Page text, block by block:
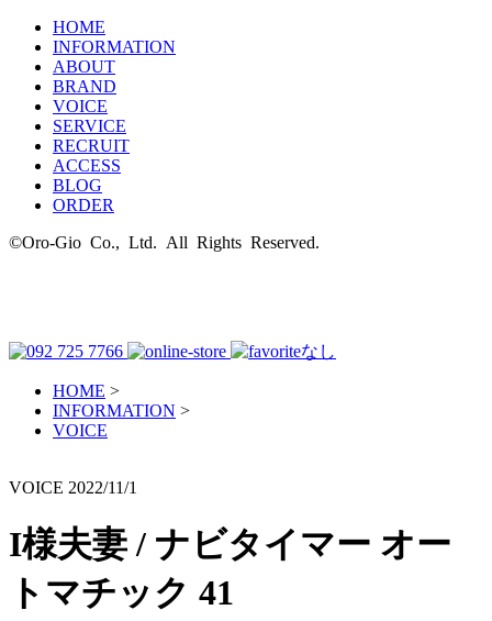
HOME
INFORMATION
ABOUT
BRAND
VOICE
SERVICE
RECRUIT
ACCESS
BLOG
ORDER
©Oro-Gio Co., Ltd. All Rights Reserved.
HOME >
INFORMATION >
VOICE
VOICE 2022/11/1
I様夫妻 / ナビタイマー オー
トマチック 41